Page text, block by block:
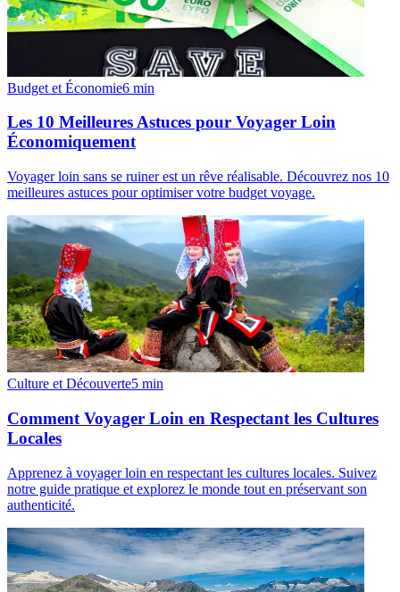
Budget et Économie6 min
Les 10 Meilleures Astuces pour Voyager Loin
Économiquement
Voyager loin sans se ruiner est un rêve réalisable. Découvrez nos 10
meilleures astuces pour optimiser votre budget voyage.
Culture et Découverte5 min
Comment Voyager Loin en Respectant les Cultures
Locales
Apprenez à voyager loin en respectant les cultures locales. Suivez
notre guide pratique et explorez le monde tout en préservant son
authenticité.